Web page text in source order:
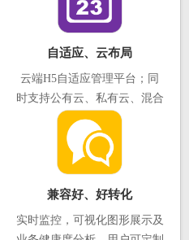
自适应、云布局
云端H5自适应管理平台；同
时支持公有云、私有云、混合
云的服务器，支持无限性能拓
展
兼容好、好转化
实时监控，可视化图形展示及